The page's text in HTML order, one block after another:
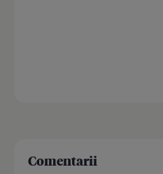
Comentarii